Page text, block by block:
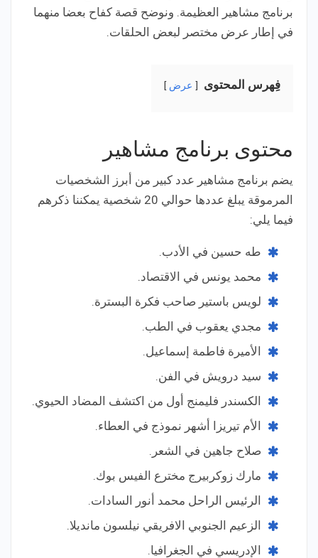
برنامج مشاهير العظيمة. ونوضح قصة كفاح بعضا منهما
في إطار عرض مختصر لبعض الحلقات.
فِهرس المحتوى عرض
محتوى برنامج مشاهير
يضم برنامج مشاهير عدد كبير من أبرز الشخصيات
المرموقة يبلغ عددها حوالي 20 شخصية يمكننا ذكرهم
فيما يلي:
طه حسين في الأدب.
محمد يونس في الاقتصاد.
لويس باستير صاحب فكرة البسترة.
مجدي يعقوب في الطب.
الأميرة فاطمة إسماعيل.
سيد درويش في الفن.
الكسندر فليمنج أول من اكتشف المضاد الحيوي.
الأم تيريزا أشهر نموذج في العطاء.
صلاح جاهين في الشعر.
مارك زوكربيرج مخترع الفيس بوك.
الرئيس الراحل محمد أنور السادات.
الزعيم الجنوبي الافريقي نيلسون مانديلا.
الإدريسي في الجغرافيا.